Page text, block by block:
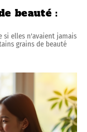
beauté :
si elles n'avaient jamais
grains de beauté